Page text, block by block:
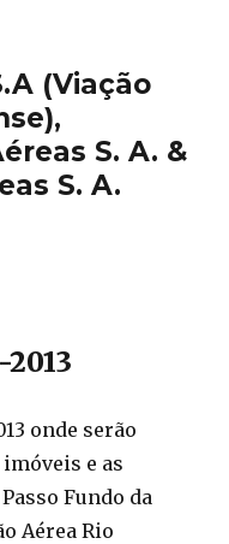
(Viação
S. A. &
S. A.
onde serão
e as
Fundo da
Aérea Rio